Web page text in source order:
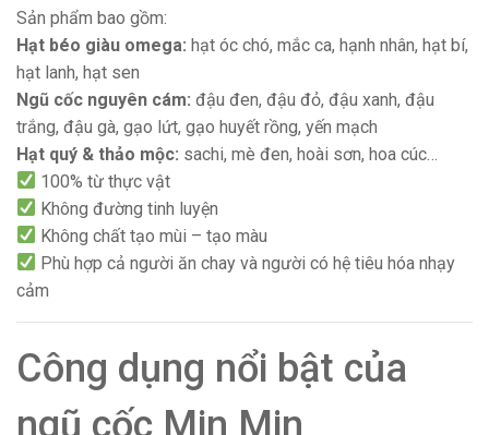
Sản phẩm bao gồm:
Hạt béo giàu omega: hạt óc chó, mắc ca, hạnh nhân, hạt bí,
hạt lanh, hạt sen
Ngũ cốc nguyên cám: đậu đen, đậu đỏ, đậu xanh, đậu
trắng, đậu gà, gạo lứt, gạo huyết rồng, yến mạch
Hạt quý & thảo mộc: sachi, mè đen, hoài sơn, hoa cúc…
100% từ thực vật
Không đường tinh luyện
Không chất tạo mùi – tạo màu
Phù hợp cả người ăn chay và người có hệ tiêu hóa nhạy
cảm
Công dụng nổi bật của
ngũ cốc Min Min